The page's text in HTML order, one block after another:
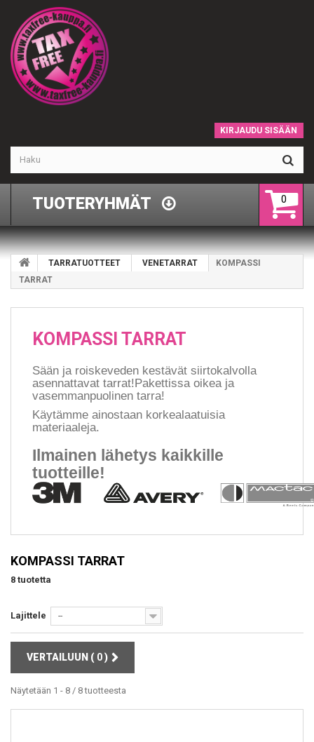
KIRJAUDU SISÄÄN
0
TUOTERYHMÄT
TARRATUOTTEET VENETARRAT
KOMPASSI
TARRAT
KOMPASSI TARRAT
Sään ja roiskeveden kestävät siirtokalvolla
asennattavat tarrat!Pakettissa oikea ja
vasemmanpuolinen tarra!
Käytämme ainostaan korkealaatuisia
materiaaleja.
Ilmainen lähetys kaikkille
tuotteille!
KOMPASSI TARRAT
8 tuotetta
Lajittele --
VERTAILUUN ( 0)
Näytetään 1 - 8 / 8 tuotteesta